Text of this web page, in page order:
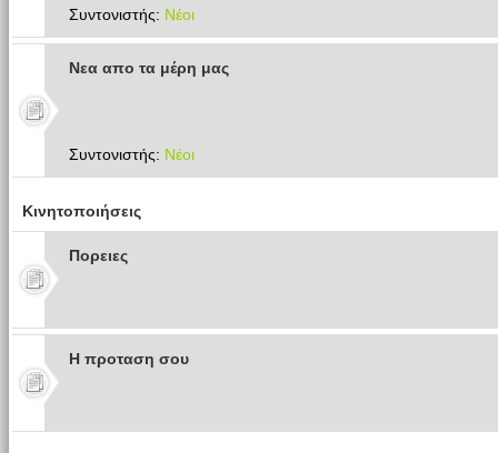
Συντονιστής: Νέοι
Νεα απο τα μέρη μας
Συντονιστής: Νέοι
Κινητοποιήσεις
Πoρειες
Η προταση σου